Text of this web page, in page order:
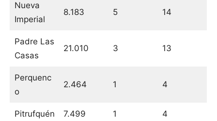
Nueva
Imperial
8.183 5 14
Padre Las
Casas
21.010 3 13
Perquenc
o
2.464 1 4
Pitrufquén 7.499 1 4